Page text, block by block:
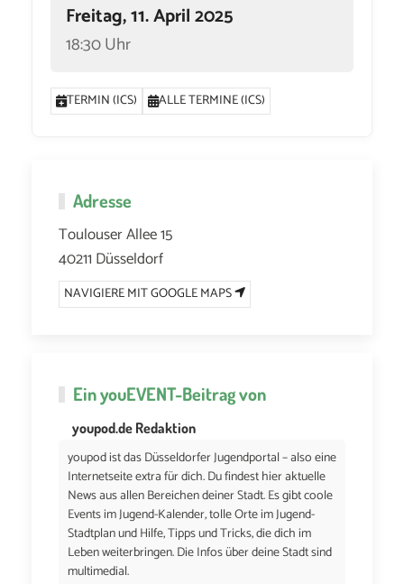
Freitag, 11. April 2025
18:30 Uhr
TERMIN (ICS) ALLE TERMINE (ICS)
Adresse
Toulouser Allee 15
40211 Düsseldorf
NAVIGIERE MIT GOOGLE MAPS
EinyouEVENT-Beitrag von
youpod.de Redaktion
youpod ist das Düsseldorfer Jugendportal – also eine
Internetseite extra für dich. Du findest hier aktuelle
News aus allen Bereichen deiner Stadt. Es gibt coole
Events im Jugend-Kalender, tolle Orte im Jugend-
Stadtplan und Hilfe, Tipps und Tricks, die dich im
Leben weiterbringen. Die Infos über deine Stadt sind
multimedial.